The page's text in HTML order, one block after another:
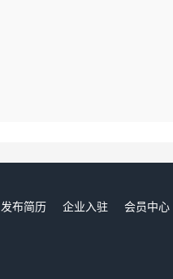
发布简历 企业入驻 会员中心